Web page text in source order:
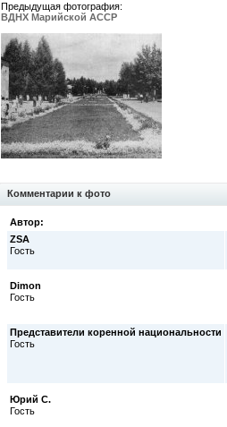
Предыдущая фотография:
ВДНХ Марийской АССР
Комментарии к фото
Автор:
ZSA
Гость
Dimon
Гость
Представители коренной национальности
Гость
Юрий С.
Гость